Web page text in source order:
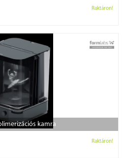
Raktáron!
kamra
Raktáron!